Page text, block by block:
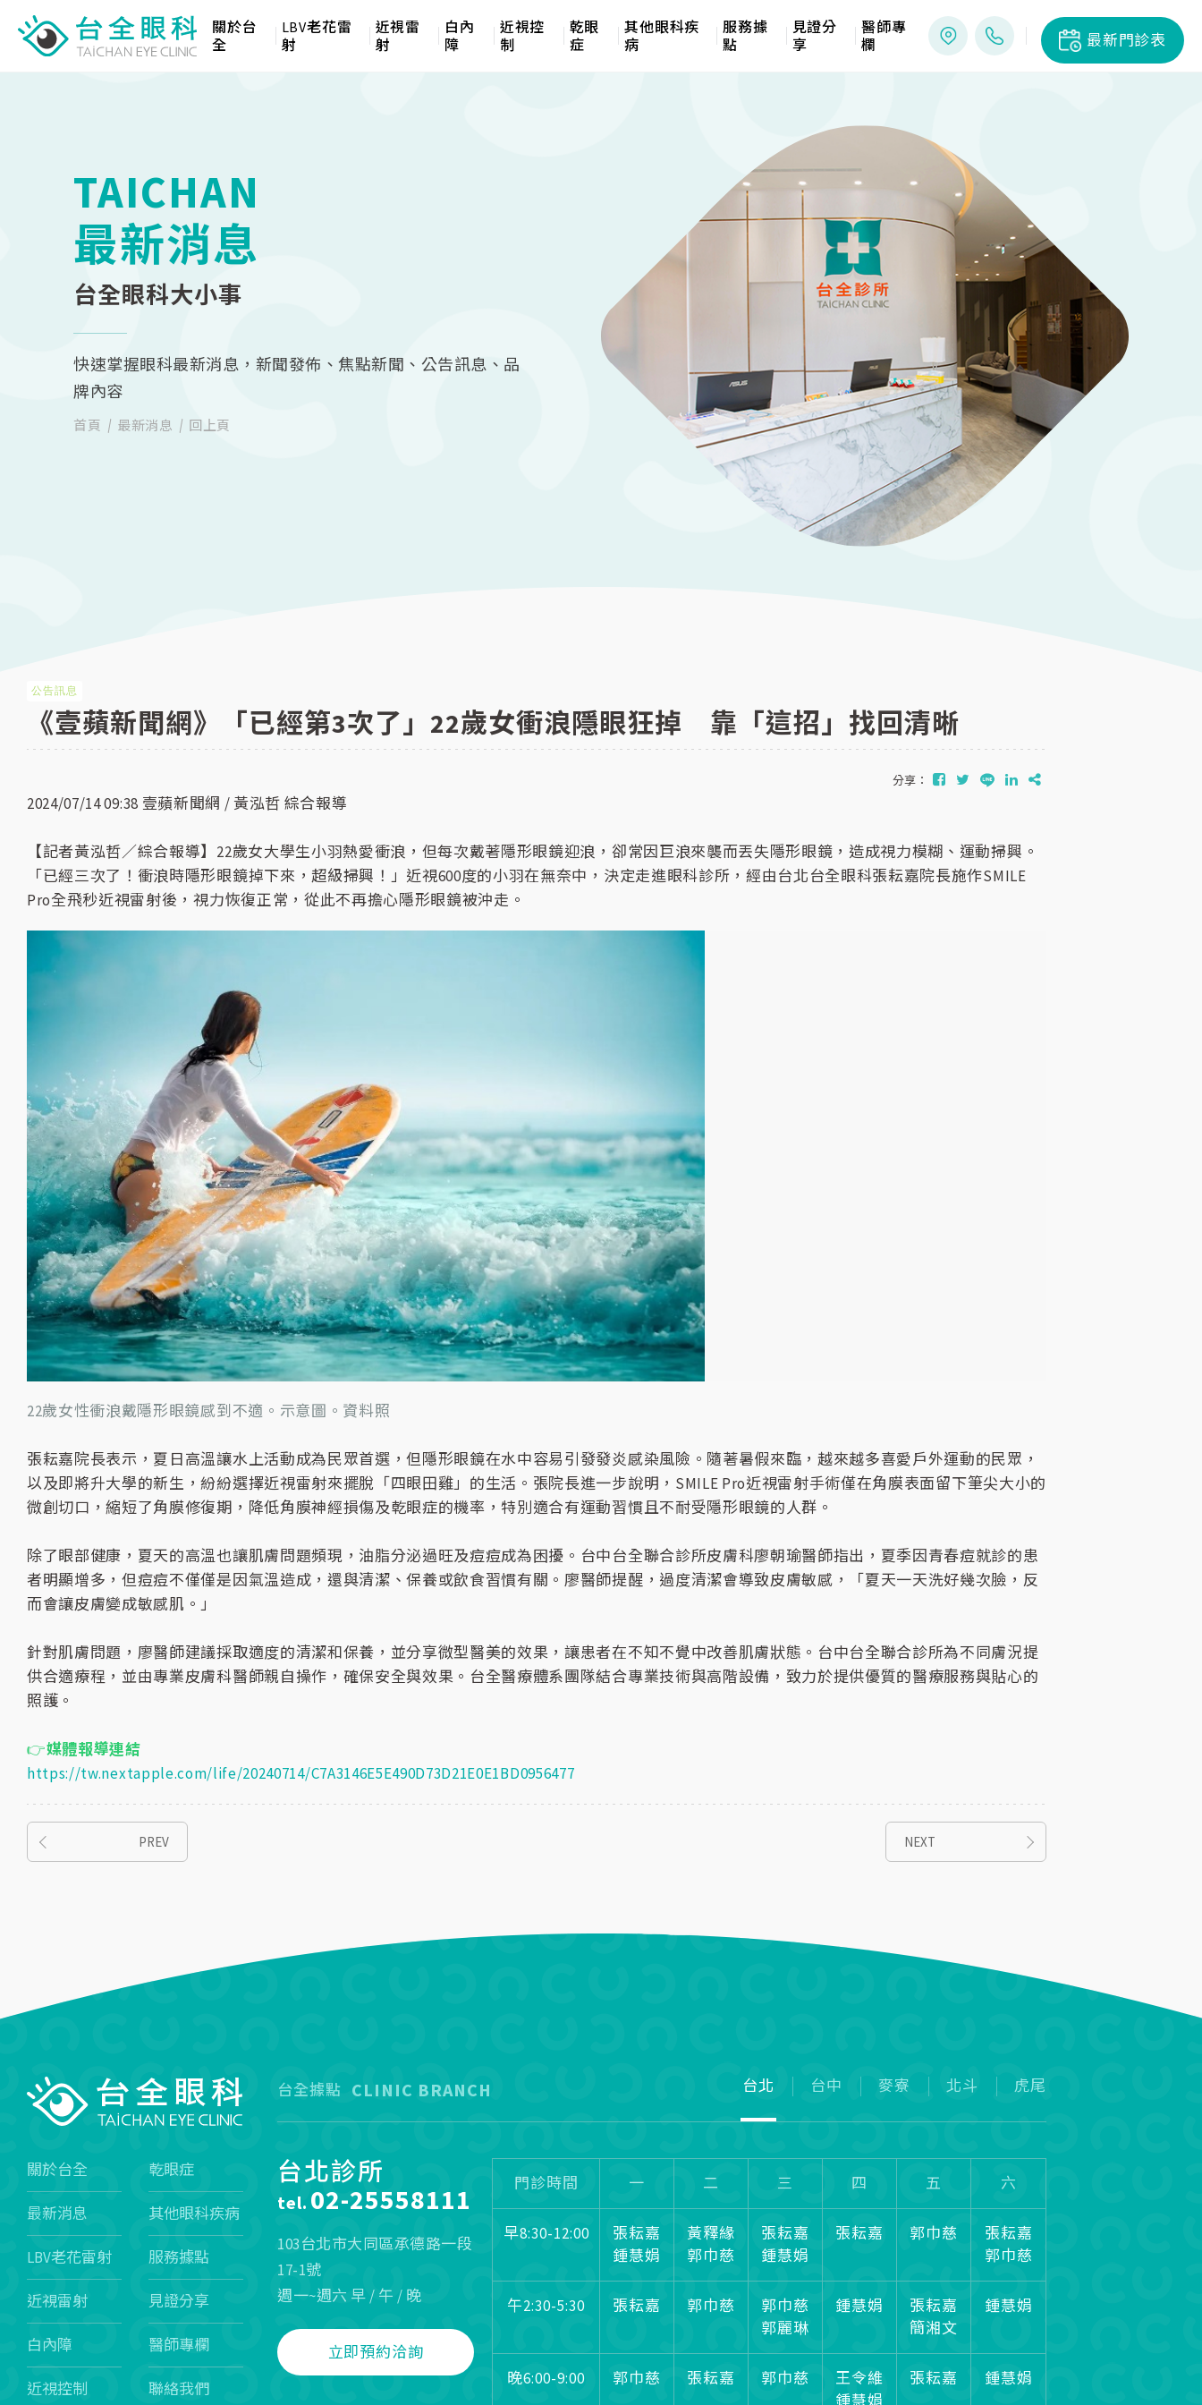
關於台
全
LBV老花雷
射
近視雷
射
白內
障
近視控
制
乾眼
症
其他眼科疾
病
服務據
點
見證分
享
醫師專
欄
最新門診表
TAICHAN
最新消息
台全眼科大小事
快速掌握眼科最新消息，新聞發佈、焦點新聞、公告訊息、品
牌內容
首頁 最新消息 回上頁
公告訊息
《壹蘋新聞網》「已經第3次了」22歲女衝浪隱眼狂掉 靠「這招」找回清晰
分享：
2024/07/14 09:38 壹蘋新聞網 / 黃泓哲 綜合報導
【記者黃泓哲／綜合報導】22歲女大學生小羽熱愛衝浪，但每次戴著隱形眼鏡迎浪，卻常因巨浪來襲而丟失隱形眼鏡，造成視力模糊、運動掃興。
「已經三次了！衝浪時隱形眼鏡掉下來，超級掃興！」近視600度的小羽在無奈中，決定走進眼科診所，經由台北台全眼科張耘嘉院長施作SMILE
Pro全飛秒近視雷射後，視力恢復正常，從此不再擔心隱形眼鏡被沖走。
22歲女性衝浪戴隱形眼鏡感到不適。示意圖。資料照
張耘嘉院長表示，夏日高溫讓水上活動成為民眾首選，但隱形眼鏡在水中容易引發發炎感染風險。隨著暑假來臨，越來越多喜愛戶外運動的民眾，
以及即將升大學的新生，紛紛選擇近視雷射來擺脫「四眼田雞」的生活。張院長進一步說明，SMILE Pro近視雷射手術僅在角膜表面留下筆尖大小的
微創切口，縮短了角膜修復期，降低角膜神經損傷及乾眼症的機率，特別適合有運動習慣且不耐受隱形眼鏡的人群。
除了眼部健康，夏天的高溫也讓肌膚問題頻現，油脂分泌過旺及痘痘成為困擾。台中台全聯合診所皮膚科廖朝瑜醫師指出，夏季因青春痘就診的患
者明顯增多，但痘痘不僅僅是因氣溫造成，還與清潔、保養或飲食習慣有關。廖醫師提醒，過度清潔會導致皮膚敏感，「夏天一天洗好幾次臉，反
而會讓皮膚變成敏感肌。」
針對肌膚問題，廖醫師建議採取適度的清潔和保養，並分享微型醫美的效果，讓患者在不知不覺中改善肌膚狀態。台中台全聯合診所為不同膚況提
供合適療程，並由專業皮膚科醫師親自操作，確保安全與效果。台全醫療體系團隊結合專業技術與高階設備，致力於提供優質的醫療服務與貼心的
照護。
👉媒體報導連結
https://tw.nextapple.com/life/20240714/C7A3146E5E490D73D21E0E1BD0956477
PREV NEXT
關於台全
最新消息
LBV老花雷射
近視雷射
白內障
近視控制
乾眼症
其他眼科疾病
服務據點
見證分享
醫師專欄
聯絡我們
台全據點 CLINIC BRANCH 台北 台中 麥寮 北斗 虎尾
台北診所
tel. 02-25558111
103台北市大同區承德路一段
17-1號
週一~週六 早 / 午 / 晚
立即預約洽詢
門診時間 一 二 三 四 五 六
早8:30-12:00
張耘嘉
鍾慧娟
黃釋緣
郭巾慈
張耘嘉
鍾慧娟
張耘嘉 郭巾慈
張耘嘉
郭巾慈
午2:30-5:30 張耘嘉 郭巾慈
郭巾慈
郭麗琳
鍾慧娟
張耘嘉
簡湘文
鍾慧娟
晚6:00-9:00 郭巾慈 張耘嘉 郭巾慈
王令維
鍾慧娟
張耘嘉 鍾慧娟